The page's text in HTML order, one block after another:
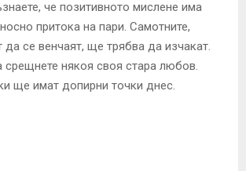
че позитивното мислене има
притока на пари. Самотните,
да се венчаят, ще трябва да изчакат.
някоя своя стара любов.
ще имат допирни точки днес.